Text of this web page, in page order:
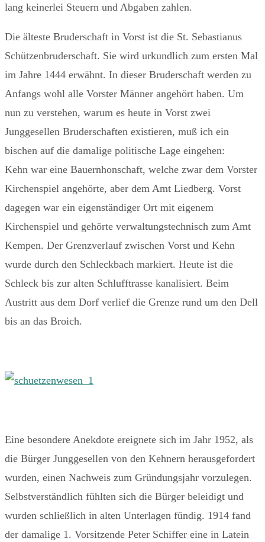
lang keinerlei Steuern und Abgaben zahlen.
Die älteste Bruderschaft in Vorst ist die St. Sebastianus
Schützenbruderschaft. Sie wird urkundlich zum ersten Mal
im Jahre 1444 erwähnt. In dieser Bruderschaft werden zu
Anfangs wohl alle Vorster Männer angehört haben. Um
nun zu verstehen, warum es heute in Vorst zwei
Junggesellen Bruderschaften existieren, muß ich ein
bischen auf die damalige politische Lage eingehen:
Kehn war eine Bauernhonschaft, welche zwar dem Vorster
Kirchenspiel angehörte, aber dem Amt Liedberg. Vorst
dagegen war ein eigenständiger Ort mit eigenem
Kirchenspiel und gehörte verwaltungstechnisch zum Amt
Kempen. Der Grenzverlauf zwischen Vorst und Kehn
wurde durch den Schleckbach markiert. Heute ist die
Schleck bis zur alten Schlufftrasse kanalisiert. Beim
Austritt aus dem Dorf verlief die Grenze rund um den Dell
bis an das Broich.
Eine besondere Anekdote ereignete sich im Jahr 1952, als
die Bürger Junggesellen von den Kehnern herausgefordert
wurden, einen Nachweis zum Gründungsjahr vorzulegen.
Selbstverständlich fühlten sich die Bürger beleidigt und
wurden schließlich in alten Unterlagen fündig. 1914 fand
der damalige 1. Vorsitzende Peter Schiffer eine in Latein